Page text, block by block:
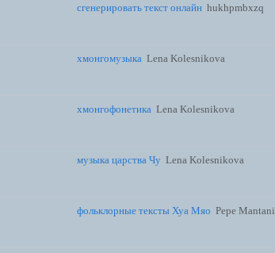
сгенерировать текст онлайн hukhpmbxzq
хмонгомузыка Lena Kolesnikova
хмонгофонетика Lena Kolesnikova
музыка царства Чу Lena Kolesnikova
фольклорные тексты Хуа Мяо Pepe Mantani